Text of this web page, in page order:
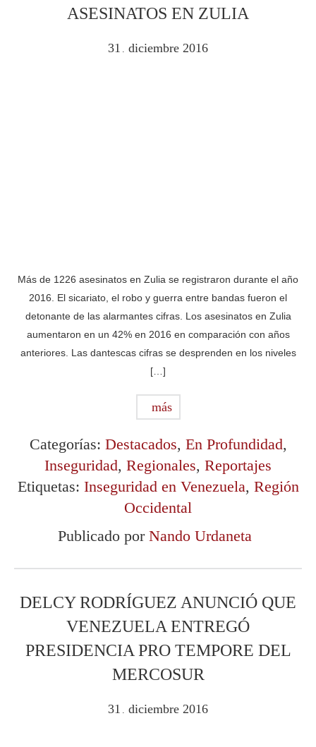
ASESINATOS EN ZULIA
31 . diciembre 2016
Más de 1226 asesinatos en Zulia se registraron durante el año
2016. El sicariato, el robo y guerra entre bandas fueron el
detonante de las alarmantes cifras. Los asesinatos en Zulia
aumentaron en un 42% en 2016 en comparación con años
anteriores. Las dantescas cifras se desprenden en los niveles
[…]
más
Categorías: Destacados, En Profundidad,
Inseguridad, Regionales, Reportajes
Etiquetas: Inseguridad en Venezuela, Región
Occidental
Publicado por Nando Urdaneta
DELCY RODRÍGUEZ ANUNCIÓ QUE
VENEZUELA ENTREGÓ
PRESIDENCIA PRO TEMPORE DEL
MERCOSUR
31 . diciembre 2016